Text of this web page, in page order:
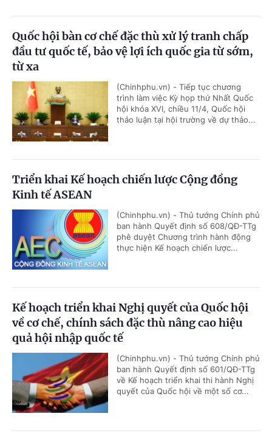
Quốc hội bàn cơ chế đặc thù xử lý tranh chấp
đầu tư quốc tế, bảo vệ lợi ích quốc gia từ sớm,
từ xa
(Chinhphu.vn) - Tiếp tục chương
trình làm việc Kỳ họp thứ Nhất Quốc
hội khóa XVI, chiều 11/4, Quốc hội
thảo luận tại hội trường về dự thảo...
Triển khai Kế hoạch chiến lược Cộng đồng
Kinh tế ASEAN
(Chinhphu.vn) - Thủ tướng Chính phủ
ban hành Quyết định số 608/QĐ-TTg
phê duyệt Chương trình hành động
thực hiện Kế hoạch chiến lược...
Kế hoạch triển khai Nghị quyết của Quốc hội
về cơ chế, chính sách đặc thù nâng cao hiệu
quả hội nhập quốc tế
(Chinhphu.vn) - Thủ tướng Chính phủ
ban hành Quyết định số 601/QĐ-TTg
về Kế hoạch triển khai thi hành Nghị
quyết của Quốc hội về một số cơ...